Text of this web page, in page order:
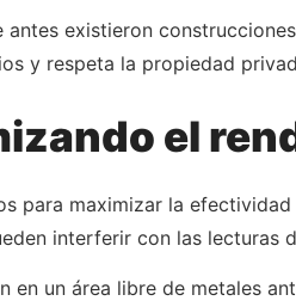
antes existieron
y respeta la propiedad
el
para maximizar la
interferir con las lecturas
en un área libre de metales